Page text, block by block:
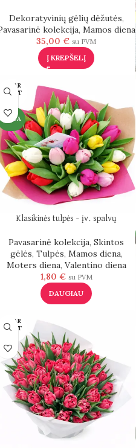
Dekoratyvinių gėlių dėžutės,
kolekcija, Mamos diena
35,00 € su PVM
Į KREPŠELĮ
IŠPAR
DUOT
NAUJA
Klasikinės tulpės – įv. spalvų
Pavasarinė kolekcija, Skintos
gėlės, Tulpės, Mamos diena,
Moters diena, Valentino diena
1,80 € su PVM
DAUGIAU
IŠPAR
DUOT